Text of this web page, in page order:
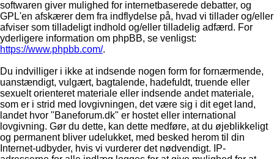
softwaren giver mulighed for internetbaserede debatter, og
GPL'en afskærer dem fra indflydelse på, hvad vi tillader og/eller
afviser som tilladeligt indhold og/eller tilladelig adfærd. For
yderligere information om phpBB, se venligst:
https://www.phpbb.com/.
Du indvilliger i ikke at indsende nogen form for fornærmende,
uanstændigt, vulgært, bagtalende, hadefuldt, truende eller
sexuelt orienteret materiale eller indsende andet materiale,
som er i strid med lovgivningen, det være sig i dit eget land,
landet hvor "Baneforum.dk" er hostet eller international
lovgivning. Gør du dette, kan dette medføre, at du øjeblikkeligt
og permanent bliver udelukket, med besked herom til din
Internet-udbyder, hvis vi vurderer det nødvendigt. IP-